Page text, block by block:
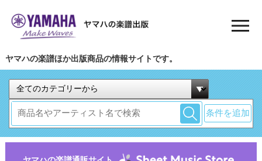
ヤマハの楽譜ほか出版商品の情報サイトです。
条件を追加